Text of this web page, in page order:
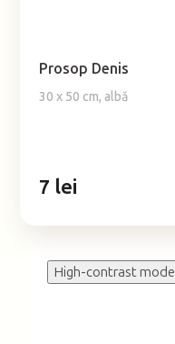
Prosop Denis
30 x 50 cm, albă
a
produsului
stele.
7 lei
High-contrast mode